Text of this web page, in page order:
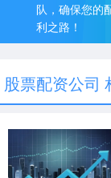
队，确保您的
利之路！
股票配资公司